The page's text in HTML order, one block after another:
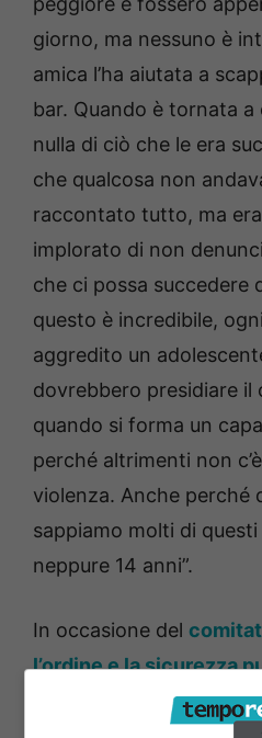
giorno, ma nessuno è
amica l’ha aiutata a
bar. Quando è tornata
nulla di ciò che le era
che qualcosa non
raccontato tutto, ma
implorato di non
che ci possa succedere
questo è incredibile,
aggredito un
dovrebbero presidiare
quando si forma un
perché altrimenti non
violenza. Anche perché
sappiamo molti di
neppure 14 anni”.
In occasione del
l’ordine e la sicurezza
Maurizio Falco ha